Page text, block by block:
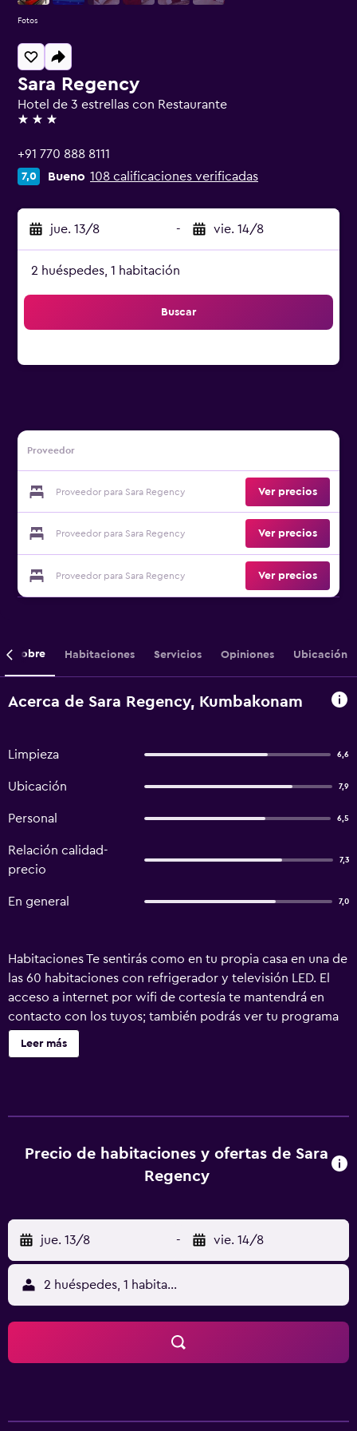
Sara Regency
Hotel de 3 estrellas con Restaurante
3 estrellas
+91 770 888 8111
7,0 Bueno 108 calificaciones verificadas
jue. 13/8 - vie. 14/8
2 huéspedes, 1 habitación
Buscar
Proveedor
Proveedor para Sara Regency Ver precios
Proveedor para Sara Regency Ver precios
Proveedor para Sara Regency Ver precios
Fotos
Sobre Habitaciones Servicios Opiniones Ubicación
Acerca de Sara Regency, Kumbakonam
Limpieza 6,6
Ubicación 7,9
Personal 6,5
Relación calidad-
precio
7,3
En general 7,0
Habitaciones Te sentirás como en tu propia casa en una de
las 60 habitaciones con refrigerador y televisión LED. El
acceso a internet por wifi de cortesía te mantendrá en
contacto con los tuyos; también podrás ver tu programa
favorito en la televisión con canales vía satélite. El baño
privado con ducha dispone de artículos de tocador
internet por wifi gratuito, ¡no te faltará de nada! Serivicos
de negocios y otros Tendrás centro de negocios,
menor, podrás aprovechar distintos beneficios, como
traslado al aeropuerto (ida y vuelta) con cargo y valet
parking gratis. Ubicación del establecimiento Al reservar
tu estadía en Sara Regency, en Kumbakonam, te
encontrarás a cinco minutos en auto de Raja Veda
Pathashala y Templo Sarangapani. Hospédate en este hotel
y estarás a 1,6 km de Srinivasa Ramanujan House, así como
a 2,2 km de Kasi Viswanathar Temple. Para Comer Si se te
llama al servicio a la habitación disponible las 24 horas. Y
Leer más
Precio de habitaciones y ofertas de Sara
Regency
jue. 13/8 - vie. 14/8
2 huéspedes, 1 habitación